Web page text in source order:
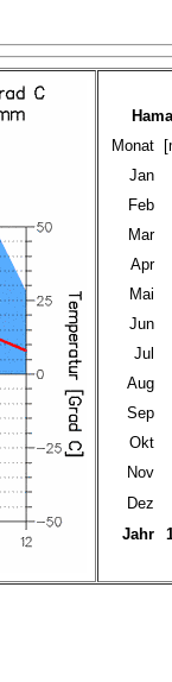
Monat
Jan
Feb
Mar
Apr
Mai
Jun
Jul
Aug
Sep
Okt
Nov
Dez
Jahr